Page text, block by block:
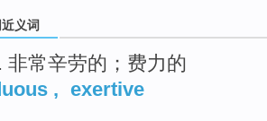
近义词
非常辛劳的；费力的
, exertive